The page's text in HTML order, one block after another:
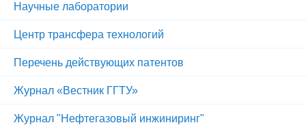
Научные лаборатории
Центр трансфера технологий
Перечень действующих патентов
Журнал «Вестник ГГТУ»
Журнал "Нефтегазовый инжиниринг"